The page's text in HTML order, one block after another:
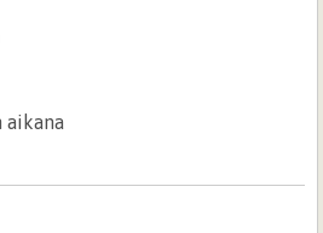
aikana